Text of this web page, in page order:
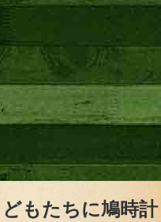
どもたちに鳩時計